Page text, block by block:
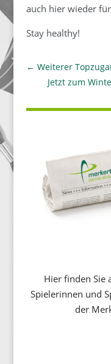
auch hier wieder
Stay healthy!
← Weiterer
Jetzt zum
Hier finden Sie
Spielerinnen und
der